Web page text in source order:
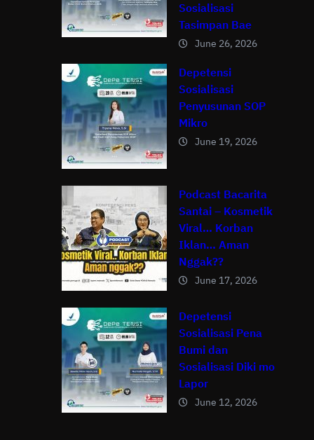
Sosialisasi
Tasimpan Bae
June 26, 2026
Depetensi
Sosialisasi
Penyusunan SOP
Mikro
June 19, 2026
Podcast Bacarita
Santai – Kosmetik
Viral… Korban
Iklan… Aman
Nggak??
June 17, 2026
Depetensi
Sosialisasi Pena
Bumi dan
Sosialisasi Diki mo
Lapor
June 12, 2026